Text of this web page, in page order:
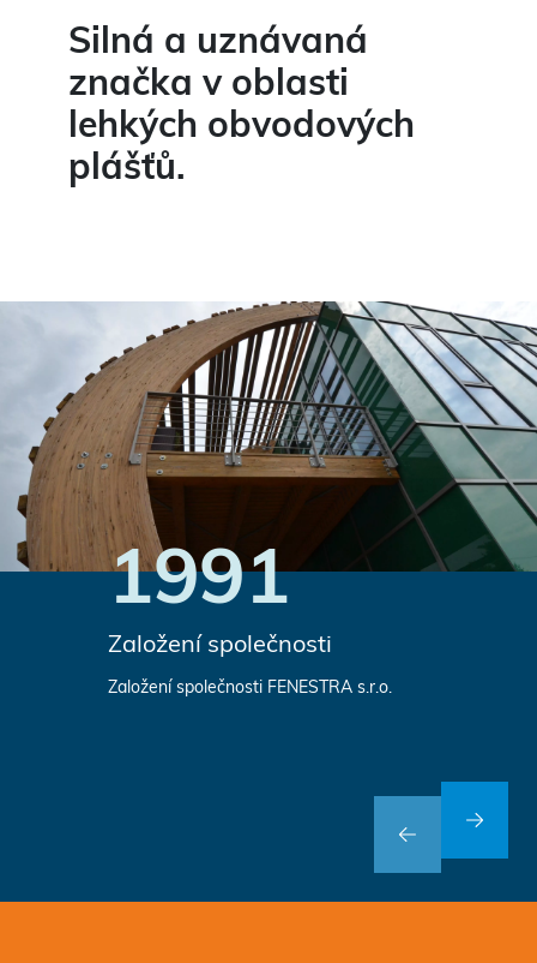
Silná a uznávaná
značka v oblasti
lehkých obvodových
plášťů.
1991
Založení společnosti
Založení společnosti FENESTRA s.r.o.